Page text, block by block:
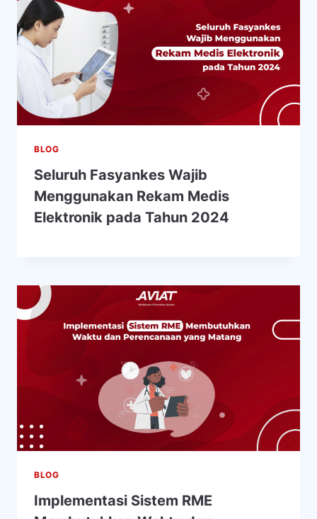
BLOG
Seluruh Fasyankes Wajib
Menggunakan Rekam Medis
Elektronik pada Tahun 2024
BLOG
Implementasi Sistem RME